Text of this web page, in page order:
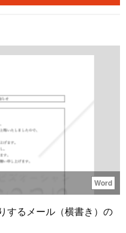
、式典の詳細を簡潔に案
に、関係者への案内状
力者への感謝＞ 式典への
する感謝の意を伝えま
や協力に対する感謝の意
場所を正確に記載＞ 式典
アクセスを明確に記載
ます。 ＜地図を添付＞ 会
加者の利便性を向上させ
するだけで、短時間で作
形式のため、イベン
可能です。
Word
するメール（横書き）の